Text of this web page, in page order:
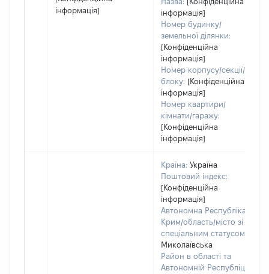
інформація]
інформація]
Номер будинку/
земельної ділянки:
[Конфіденційна
інформація]
Номер корпусу/секції/
блоку: [Конфіденційна
інформація]
Номер квартири/
кімнати/гаражу:
[Конфіденційна
інформація]
Країна: Україна
Поштовий індекс:
[Конфіденційна
інформація]
Автономна Республіка
Крим/область/місто зі
спеціальним статусом:
Миколаївська
Район в області та
Автономній Республіці